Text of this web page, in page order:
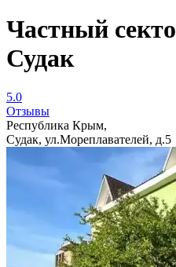
Частный
Судак
5.0
Отзывы
Республика Крым,
Судак, ул.Мореплавателей, д.5